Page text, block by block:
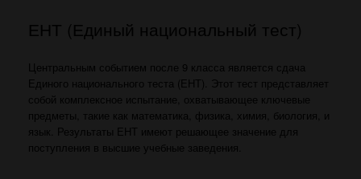
ЕНТ (Единый национальный тест)
Центральным событием после 9 класса является сдача
Единого национального теста (ЕНТ). Этот тест представляет
собой комплексное испытание, охватывающее ключевые
предметы, такие как математика, физика, химия, биология, и
язык. Результаты ЕНТ имеют решающее значение для
поступления в высшие учебные заведения.